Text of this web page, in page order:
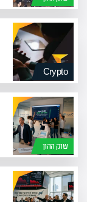
Crypto
שוק ההון